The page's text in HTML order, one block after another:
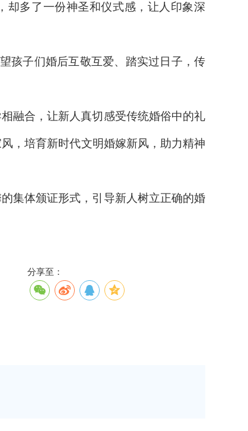
却多了一份神圣和仪式感，让人印象深
孩子们婚后互敬互爱、踏实过日子，传
融合，让新人真切感受传统婚俗中的礼
，培育新时代文明婚嫁新风，助力精神
集体颁证形式，引导新人树立正确的婚
分享至：